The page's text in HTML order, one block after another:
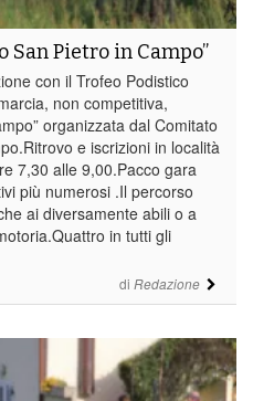
di Redazione
San Pietro in Campo”
con il Trofeo Podistico
non competitiva,
organizzata dal Comitato
e iscrizioni in località
7,30 alle 9,00.Pacco gara
più numerosi .Il percorso
ai diversamente abili o a
in tutti gli